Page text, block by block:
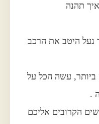
תהנה
נעל היטב את הרכב
עשה הכל על
.
הקרובים אליכם